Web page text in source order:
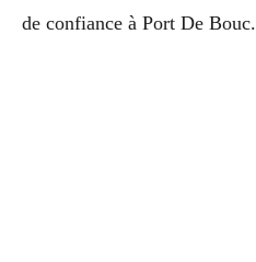
de confiance à Port De Bouc.